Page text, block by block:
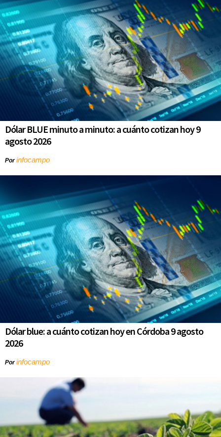
Dólar BLUE minuto a minuto: a cuánto cotizan hoy 9
agosto 2026
Porinfocampo
Dólar blue: a cuánto cotizan hoy en Córdoba 9 agosto
2026
Porinfocampo